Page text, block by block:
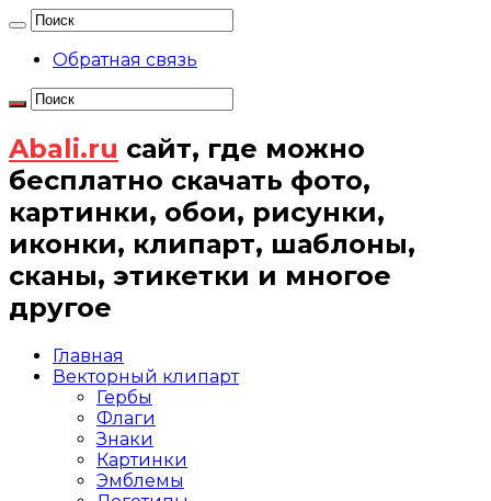
Обратная связь
Abali.ru сайт, где можно
бесплатно скачать фото,
картинки, обои, рисунки,
иконки, клипарт, шаблоны,
сканы, этикетки и многое
другое
Главная
Векторный клипарт
Гербы
Флаги
Знаки
Картинки
Эмблемы